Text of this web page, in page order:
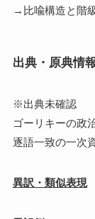
→比喩構造と階
出典・原典情
※出典未確認
ゴーリキーの政
逐語一致の一次
異訳・類似表現